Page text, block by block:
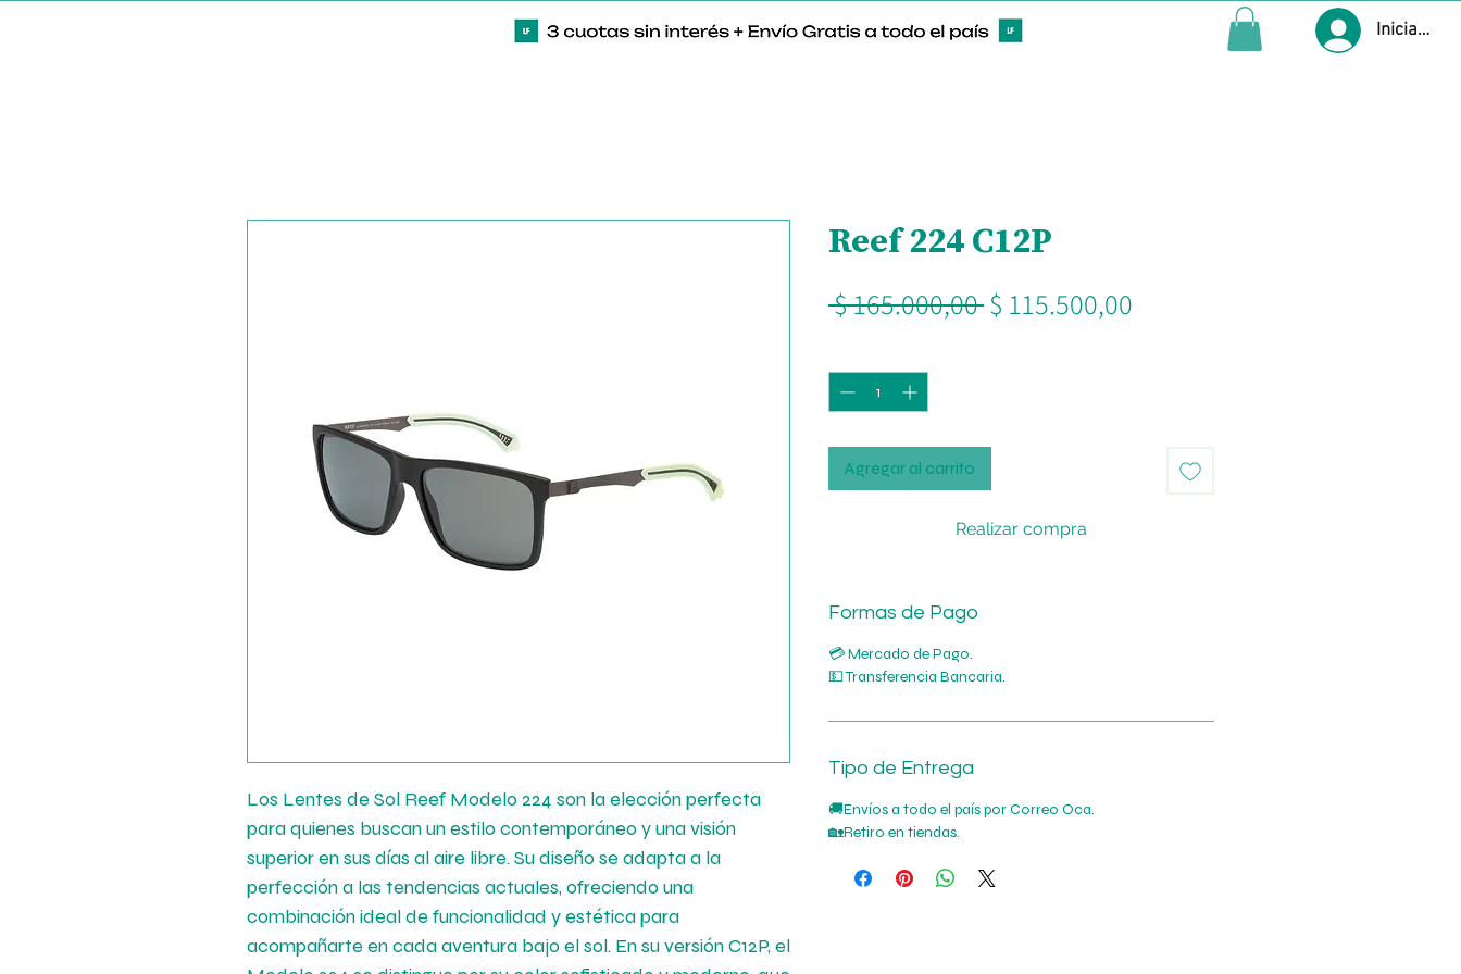
Iniciar
Los Lentes de Sol Reef Modelo 224 son la elección perfecta
para quienes buscan un estilo contemporáneo y una visión
superior en sus días al aire libre. Su diseño se adapta a la
perfección a las tendencias actuales, ofreciendo una
combinación ideal de funcionalidad y estética para
acompañarte en cada aventura bajo el sol. En su versión C12P, el
Reef 224 C12P
$ 165.000,00 Precio
$ 115.500,00
Agregar al carrito
Realizar compra
Formas de Pago
💳 Mercado de Pago.
💵 Transferencia Bancaria.
Tipo de Entrega
🚚Envíos a todo el país por Correo Oca.
🏡Retiro en tiendas.